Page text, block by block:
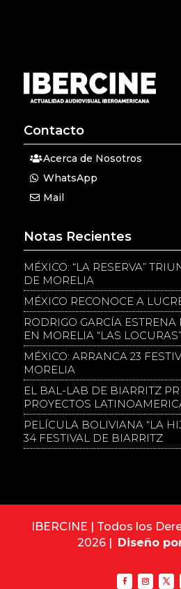
Contacto
Acerca de Nosotros
WhatsApp
Mail
Notas Recientes
MÉXICO: “LA RESERVA”
DE MORELIA
MÉXICO RECONOCE A
RODRIGO GARCÍA
EN MORELIA “LAS LOCURAS”
MÉXICO: ARRANCA 23
MORELIA
EL BAL-LAB DE BIARRITZ
PROYECTOS
PELÍCULA BOLIVIANA “LA
34 FESTIVAL DE BIARRITZ
IBERCINE | Todos los
2026 | Diseño